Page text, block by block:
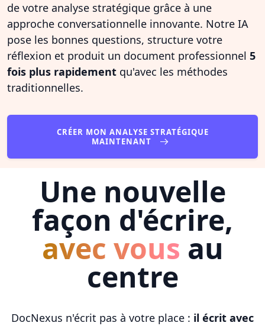
de votre analyse stratégique grâce à une
approche conversationnelle innovante. Notre IA
pose les bonnes questions, structure votre
réflexion et produit un document professionnel 5
fois plus rapidement qu'avec les méthodes
traditionnelles.
CRÉER MON ANALYSE STRATÉGIQUE
MAINTENANT
Une nouvelle
façon d'écrire,
avec vous au
centre
DocNexus n'écrit pas à votre place : il écrit avec